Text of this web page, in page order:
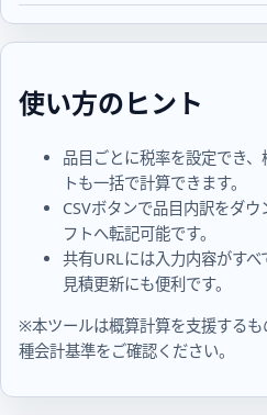
使い方のヒント
品目ごとに税率を設定でき
トも一括で計算できます。
CSVボタンで品目内訳をダ
フトへ転記可能です。
共有URLには入力内容がす
見積更新にも便利です。
※本ツールは概算計算を支援する
種会計基準をご確認ください。